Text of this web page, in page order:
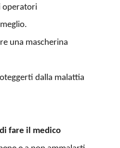
operatori
una mascherina
dalla malattia
fare il medico